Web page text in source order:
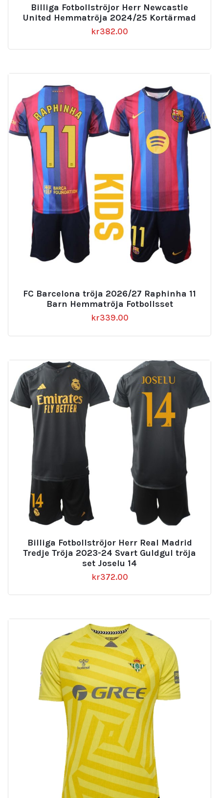
Billiga Fotbollströjor Herr Newcastle
United Hemmatröja 2024/25 Kortärmad
kr382.00
FC Barcelona tröja 2026/27 Raphinha 11
Barn Hemmatröja Fotbollsset
kr339.00
Billiga Fotbollströjor Herr Real Madrid
Tredje Tröja 2023-24 Svart Guldgul tröja
set Joselu 14
kr372.00